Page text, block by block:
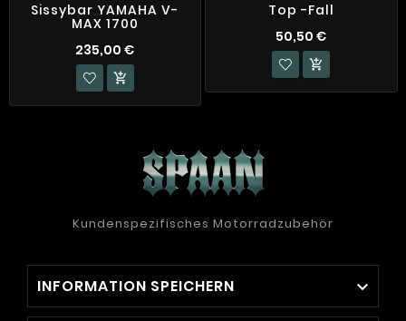
Sissybar YAMAHA V-
MAX 1700
235,00 €

Top -Fall
50,50 €

Kundenspezifisches Motorradzubehör
INFORMATION SPEICHERN 